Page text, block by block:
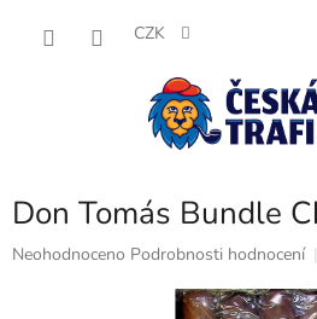
CZK
Don Tomás Bundle
Průměrné
Neohodnoceno Podrobnosti hodnocení